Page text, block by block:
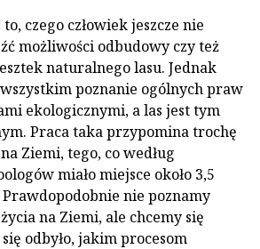
czego człowiek jeszcze nie
możliwości odbudowy czy też
naturalnego lasu. Jednak
poznanie ogólnych praw
ekologicznymi, a las jest tym
Praca taka przypomina trochę
Ziemi, tego, co według
miało miejsce około 3,5
nie poznamy
na Ziemi, ale chcemy się
odbyło, jakim procesom